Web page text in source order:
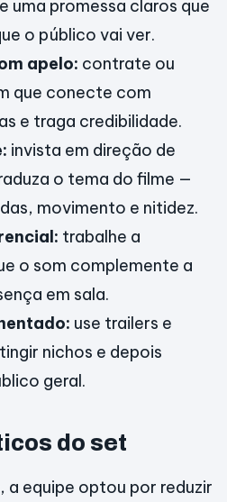
uma promessa claros que
o público vai ver.
apelo: contrate ou
que conecte com
e traga credibilidade.
invista em direção de
o tema do filme —
movimento e nitidez.
trabalhe a
o som complemente a
em sala.
use trailers e
nichos e depois
geral.
do set
a equipe optou por reduzir